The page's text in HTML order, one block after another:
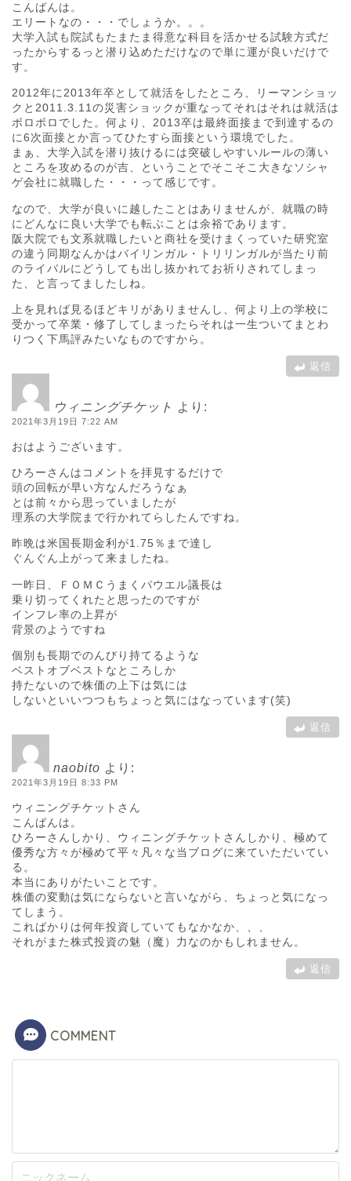
こんばんは。
エリートなの・・・でしょうか。。。
大学入試も院試もたまたま得意な科目を活かせる試験方式だ
ったからするっと潜り込めただけなので単に運が良いだけで
す。
2012年に2013年卒として就活をしたところ、リーマンショッ
クと2011.3.11の災害ショックが重なってそれはそれは就活は
ボロボロでした。何より、2013卒は最終面接まで到達するの
に6次面接とか言ってひたすら面接という環境でした。
まぁ、大学入試を潜り抜けるには突破しやすいルールの薄い
ところを攻めるのが吉、ということでそこそこ大きなソシャ
ゲ会社に就職した・・・って感じです。
なので、大学が良いに越したことはありませんが、就職の時
にどんなに良い大学でも転ぶことは余裕であります。
阪大院でも文系就職したいと商社を受けまくっていた研究室
の違う同期なんかはバイリンガル・トリリンガルが当たり前
のライバルにどうしても出し抜かれてお祈りされてしまっ
た、と言ってましたしね。
上を見れば見るほどキリがありませんし、何より上の学校に
受かって卒業・修了してしまったらそれは一生ついてまとわ
りつく下馬評みたいなものですから。
返信
ウィニングチケット より:
2021年3月19日 7:22 AM
おはようございます。
ひろーさんはコメントを拝見するだけで
頭の回転が早い方なんだろうなぁ
とは前々から思っていましたが
理系の大学院まで行かれてらしたんですね。
昨晩は米国長期金利が1.75％まで達し
ぐんぐん上がって来ましたね。
一昨日、ＦＯＭＣうまくパウエル議長は
乗り切ってくれたと思ったのですが
インフレ率の上昇が
背景のようですね
個別も長期でのんびり持てるような
ベストオブベストなところしか
持たないので株価の上下は気には
しないといいつつもちょっと気にはなっています(笑)
返信
naobito より:
2021年3月19日 8:33 PM
ウィニングチケットさん
こんばんは。
ひろーさんしかり、ウィニングチケットさんしかり、極めて
優秀な方々が極めて平々凡々な当ブログに来ていただいてい
る。
本当にありがたいことです。
株価の変動は気にならないと言いながら、ちょっと気になっ
てしまう。
こればかりは何年投資していてもなかなか、、、
それがまた株式投資の魅（魔）力なのかもしれません。
返信
COMMENT